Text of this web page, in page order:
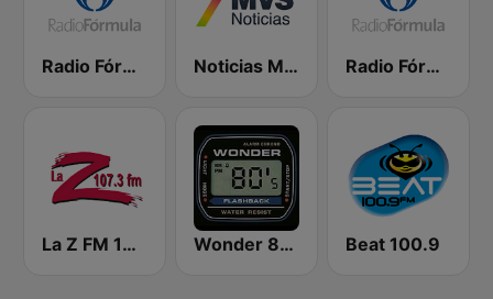
Radio Fórmula 103.3 FM Noticias MVS Radio Fórmula 104.1 FM
La Z FM 107.3 Wonder 80's Beat 100.9